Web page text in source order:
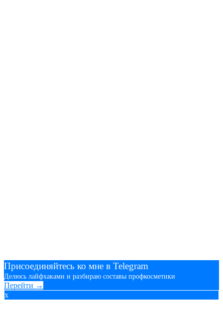
Присоединяйтесь ко мне в Telegram
Делюсь лайфхаками и разбираю составы профкосметики
Перейти →
x